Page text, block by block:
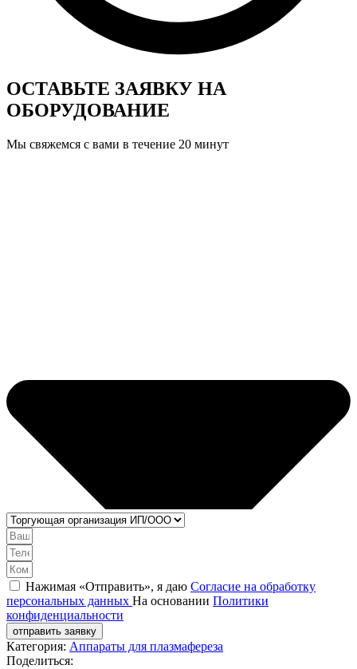
ОСТАВЬТЕ ЗАЯВКУ НА
ОБОРУДОВАНИЕ
Мы свяжемся с вами в течение 20 минут
Нажимая «Отправить», я даю Согласие на обработку
персональных данных На основании Политики
конфиденциальности
отправить заявку
Категория: Аппараты для плазмафереза
Поделиться: